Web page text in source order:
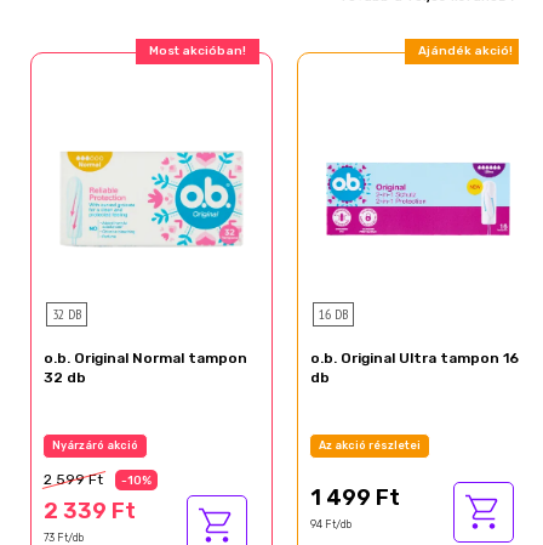
Most akcióban!
32 DB
o.b. Original Normal tampon
32 db
Nyárzáró akció
2 599 Ft -10%
2 339 Ft
73 Ft/db
Ajándék akció!
16 DB
o.b. Original Ultra tampon 16
db
Az akció részletei
1 499 Ft
94 Ft/db